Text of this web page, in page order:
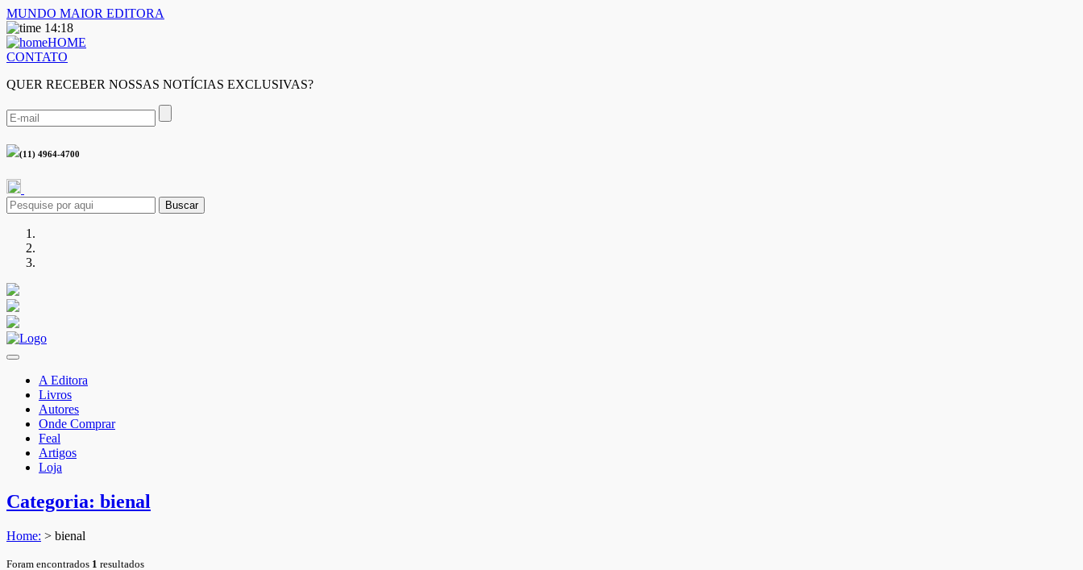
MUNDO MAIOR EDITORA
14:18
HOME
CONTATO
QUER RECEBER NOSSAS NOTÍCIAS EXCLUSIVAS?
(11) 4964-4700
Buscar
A Editora
Livros
Autores
Onde Comprar
Feal
Artigos
Loja
Categoria: bienal
Home: > bienal
Foram encontrados 1 resultados